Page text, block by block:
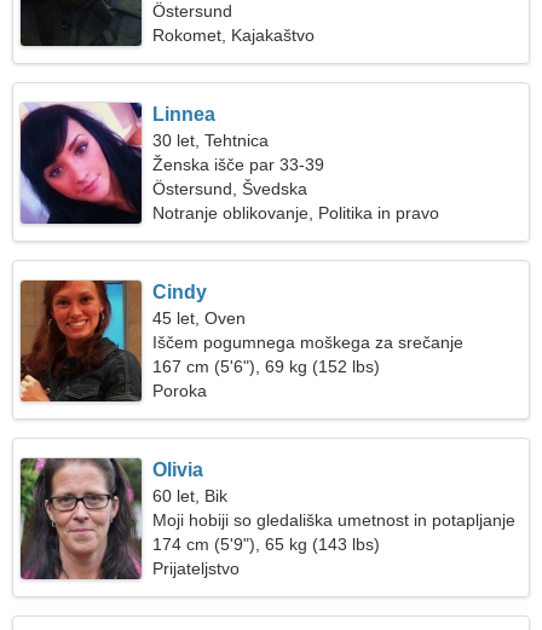
Östersund
Rokomet, Kajakaštvo
Linnea
30 let, Tehtnica
Ženska išče par 33-39
Östersund, Švedska
Notranje oblikovanje, Politika in pravo
Cindy
45 let, Oven
Iščem pogumnega moškega za srečanje
167 cm (5'6"), 69 kg (152 lbs)
Poroka
Olivia
60 let, Bik
Moji hobiji so gledališka umetnost in potapljanje
174 cm (5'9"), 65 kg (143 lbs)
Prijateljstvo